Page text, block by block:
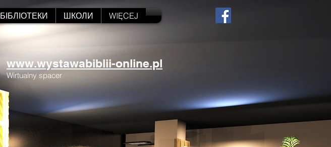
www.wystawabiblii-online.pl
Wirtualny spacer
БІБЛІОТЕКИ ШКОЛИ WIĘCEJ